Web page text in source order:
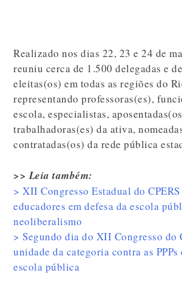
Realizado nos dias 22, 23 e 24 de
reuniu cerca de 1.500 delegadas e
eleitas(os) em todas as regiões do
representando professoras(es),
escola, especialistas,
trabalhadoras(es) da ativa,
contratadas(os) da rede pública
>> Leia também:
> XII Congresso Estadual do
educadores em defesa da escola
neoliberalismo
> Segundo dia do XII Congresso do
unidade da categoria contra as PPPs
escola pública